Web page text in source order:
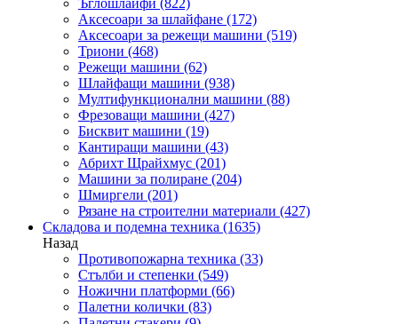
Ъглошлайфи (822)
Аксесоари за шлайфане (172)
Аксесоари за режещи машини (519)
Триони (468)
Режещи машини (62)
Шлайфащи машини (938)
Мултифункционални машини (88)
Фрезоващи машини (427)
Бисквит машини (19)
Кантиращи машини (43)
Абрихт Щрайхмус (201)
Машини за полиране (204)
Шмиргели (201)
Рязане на строителни материали (427)
Складова и подемна техника (1635)
Назад
Противопожарна техника (33)
Стълби и степенки (549)
Ножични платформи (66)
Палетни колички (83)